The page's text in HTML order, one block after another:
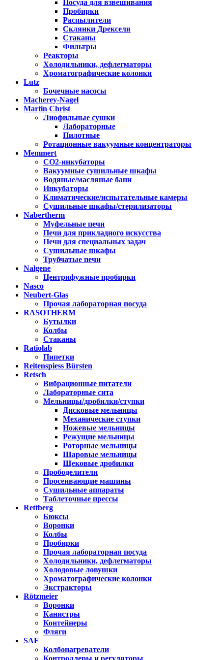
Посуда для взвешивания
Пробирки
Распылители
Склянки Дрекселя
Стаканы
Фильтры
Реакторы
Холодильники, дефлегматоры
Хроматографические колонки
Lutz
Бочечные насосы
Macherey-Nagel
Martin Christ
Лиофильные сушки
Лабораторные
Пилотные
Ротационные вакуумные концентраторы
Memmert
CO2-инкубаторы
Вакуумные сушильные шкафы
Водяные/масляные бани
Инкубаторы
Климатические/испытательные камеры
Сушильные шкафы/стерилизаторы
Nabertherm
Муфельные печи
Печи для прикладного искусства
Печи для специальных задач
Сушильные шкафы
Трубчатые печи
Nalgene
Центрифужные пробирки
Nasco
Neubert-Glas
Прочая лабораторная посуда
RASOTHERM
Бутылки
Колбы
Стаканы
Ratiolab
Пипетки
Reitenspiess Bürsten
Retsch
Вибрационные питатели
Лабораторные сита
Мельницы/дробилки/ступки
Дисковые мельницы
Механические ступки
Ножевые мельницы
Режущие мельницы
Роторные мельницы
Шаровые мельницы
Щековые дробилки
Прободелители
Просеивающие машины
Сушильные аппараты
Таблеточные прессы
Rettberg
Бюксы
Воронки
Колбы
Пробирки
Прочая лабораторная посуда
Холодильники, дефлегматоры
Холодовые ловушки
Хроматографические колонки
Экстракторы
Rötzmeier
Воронки
Канистры
Контейнеры
Фляги
SAF
Колбонагреватели
Контроллеры и регуляторы